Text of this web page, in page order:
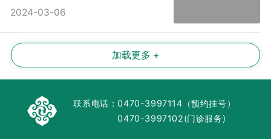
月）
2024-03-06
加载更多 +
联系电话：0470-3997114（预约挂号）
0470-3997102(门诊服务)